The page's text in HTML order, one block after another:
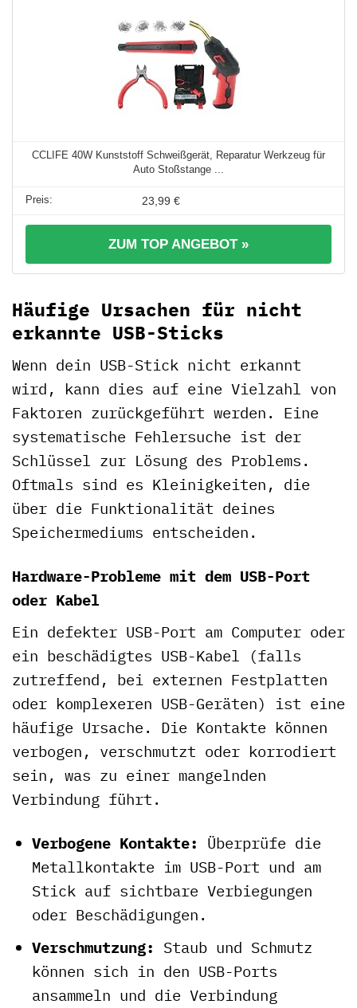
CCLIFE 40W Kunststoff Schweißgerät, Reparatur Werkzeug für
Auto Stoßstange ...
23,99 €
ZUM TOP ANGEBOT »
Häufige Ursachen für nicht
erkannte USB-Sticks
Wenn dein USB-Stick nicht erkannt
wird, kann dies auf eine Vielzahl von
Faktoren zurückgeführt werden. Eine
systematische Fehlersuche ist der
Schlüssel zur Lösung des Problems.
Oftmals sind es Kleinigkeiten, die
über die Funktionalität deines
Speichermediums entscheiden.
Hardware-Probleme mit dem USB-Port
oder Kabel
Ein defekter USB-Port am Computer oder
ein beschädigtes USB-Kabel (falls
zutreffend, bei externen Festplatten
oder komplexeren USB-Geräten) ist eine
häufige Ursache. Die Kontakte können
verbogen, verschmutzt oder korrodiert
sein, was zu einer mangelnden
Verbindung führt.
Verbogene Kontakte: Überprüfe die
Metallkontakte im USB-Port und am
Stick auf sichtbare Verbiegungen
oder Beschädigungen.
Verschmutzung: Staub und Schmutz
können sich in den USB-Ports
ansammeln und die Verbindung